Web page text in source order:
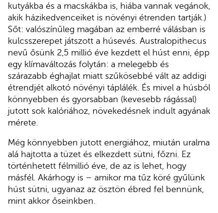
kutyákba és a macskákba is, hiába vannak vegánok,
akik házikedvenceiket is növényi étrenden tartják.)
Sőt: valószínűleg magában az emberré válásban is
kulcsszerepet játszott a húsevés. Australopithecus
nevű ősünk 2,5 millió éve kezdett el húst enni, épp
egy klímaváltozás folytán: a melegebb és
szárazabb éghajlat miatt szűkösebbé vált az addigi
étrendjét alkotó növényi táplálék. És mivel a húsból
könnyebben és gyorsabban (kevesebb rágással)
jutott sok kalóriához, növekedésnek indult agyának
mérete.
Még könnyebben jutott energiához, miután uralma
alá hajtotta a tüzet és elkezdett sütni, főzni. Ez
történhetett félmillió éve, de az is lehet, hogy
másfél. Akárhogy is – amikor ma tűz köré gyűlünk
húst sütni, ugyanaz az ösztön ébred fel bennünk,
mint akkor őseinkben.